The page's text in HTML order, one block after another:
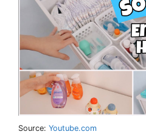
Source: Youtube.com